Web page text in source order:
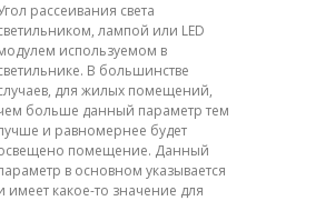
рассеивания света
лампой или LED
используемом в
В большинстве
для жилых помещений,
больше данный параметр тем
и равномернее будет
помещение. Данный
в основном указывается
имеет какое-то значение для